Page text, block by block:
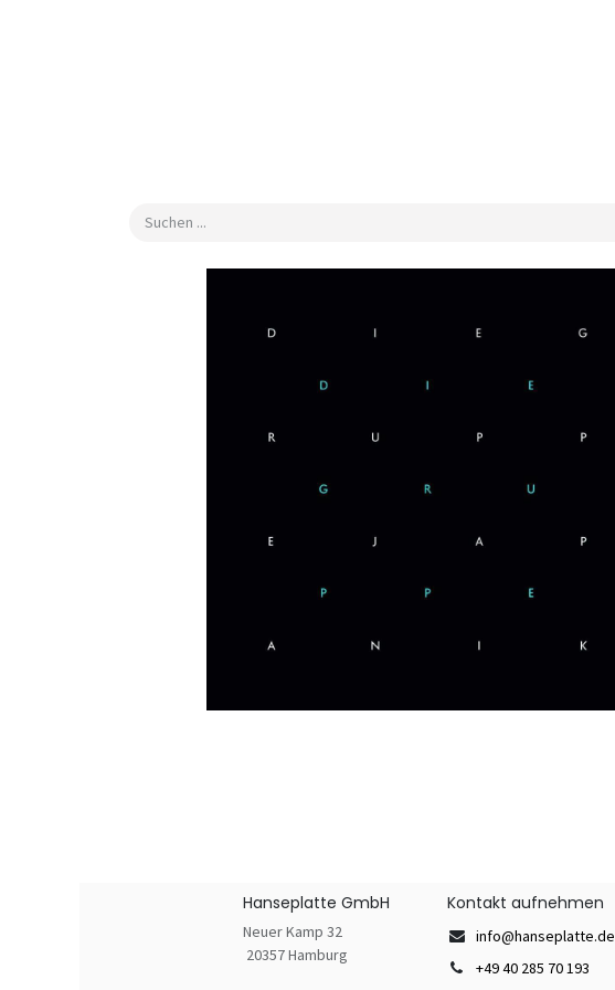
Kontakt aufnehmen
info@hanseplatte.de
+49 40 285 70 193
Hanseplatte GmbH
Neuer Kamp 32
20357 Hamburg